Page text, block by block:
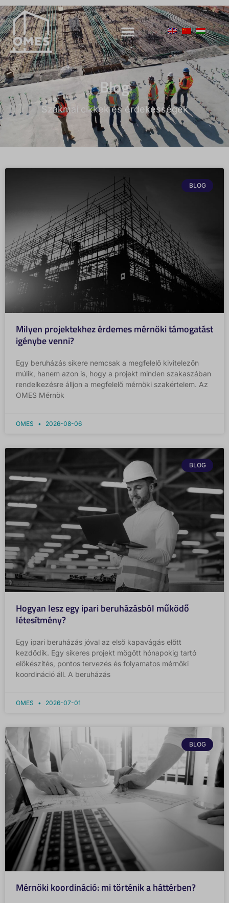
Blog
Szakmai cikkek és érdekességek
BLOG
Milyen projektekhez érdemes mérnöki támogatást
igénybe venni?
Egy beruházás sikere nemcsak a megfelelő kivitelezőn
múlik, hanem azon is, hogy a projekt minden szakaszában
rendelkezésre álljon a megfelelő mérnöki szakértelem. Az
OMES Mérnök
OMES 2026-08-06
BLOG
Hogyan lesz egy ipari beruházásból működő
létesítmény?
Egy ipari beruházás jóval az első kapavágás előtt
kezdődik. Egy sikeres projekt mögött hónapokig tartó
előkészítés, pontos tervezés és folyamatos mérnöki
koordináció áll. A beruházás
OMES 2026-07-01
BLOG
Mérnöki koordináció: mi történik a háttérben?